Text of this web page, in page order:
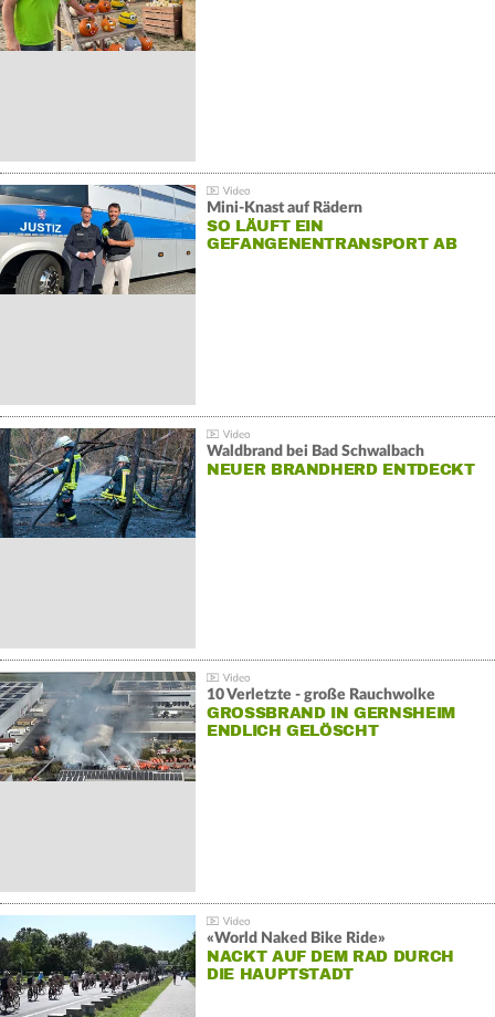
Mini-Knast auf Rädern
SO LÄUFT EIN
GEFANGENENTRANSPORT AB
Waldbrand bei Bad Schwalbach
NEUER BRANDHERD ENTDECKT
10 Verletzte - große Rauchwolke
GROSSBRAND IN GERNSHEIM E
NDLICH GELÖSCHT
«World Naked Bike Ride»
NACKT AUF DEM RAD DURCH
DIE HAUPTSTADT